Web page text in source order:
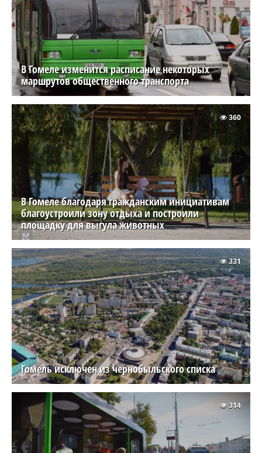
В Гомеле изменится расписание некоторых
маршрутов общественного транспорта
В Гомеле благодаря гражданским инициативам
благоустроили зону отдыха и построили
площадку для выгула животных
360
Гомель исключен из чернобыльского списка
331
314